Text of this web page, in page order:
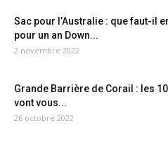
Sac pour l’Australie : que faut-il
pour un an Down...
2 novembre 2022
Grande Barrière de Corail : les
vont vous...
26 octobre 2022